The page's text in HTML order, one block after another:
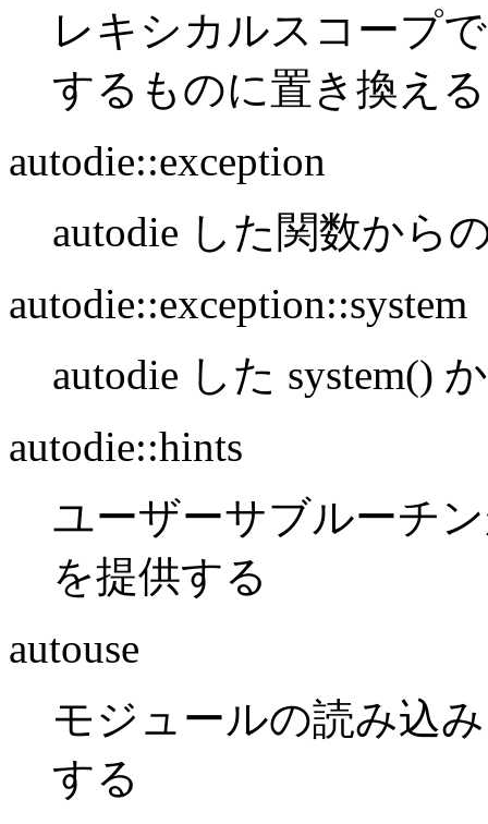
レキシカルスコープ
するものに置き換える
autodie::exception
autodie した関数から
autodie::exception::system
autodie した system()
autodie::hints
ユーザーサブルーチ
を提供する
autouse
モジュールの読み込
する